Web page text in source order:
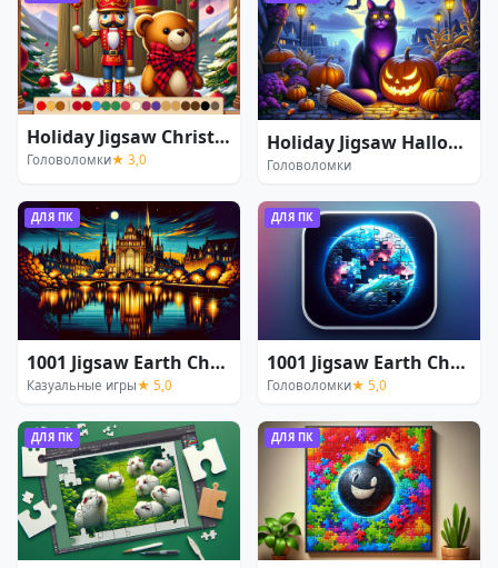
Holiday Jigsaw Christmas
Головоломки★ 3,0
Holiday Jigsaw Halloween
Головоломки
ДЛЯ ПК
1001 Jigsaw Earth Chronicles
Казуальные игры★ 5,0
ДЛЯ ПК
1001 Jigsaw Earth Chronicles 2
Головоломки★ 5,0
ДЛЯ ПК ДЛЯ ПК